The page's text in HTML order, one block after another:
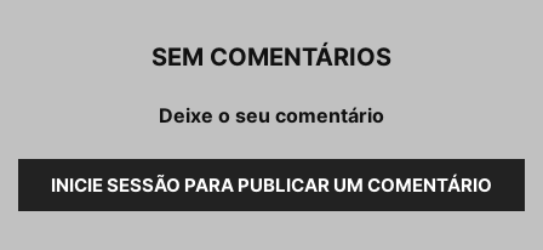
SEM COMENTÁRIOS
Deixe o seu comentário
INICIE SESSÃO PARA PUBLICAR UM COMENTÁRIO